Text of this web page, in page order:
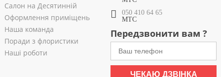
Салон на Десятинній
Оформлення приміщень
Наша команда
Поради з флористики
Наші роботи
050 410 64 65
МТС
Передзвонити вам ?
ЧЕКАЮ ДЗВІНКА